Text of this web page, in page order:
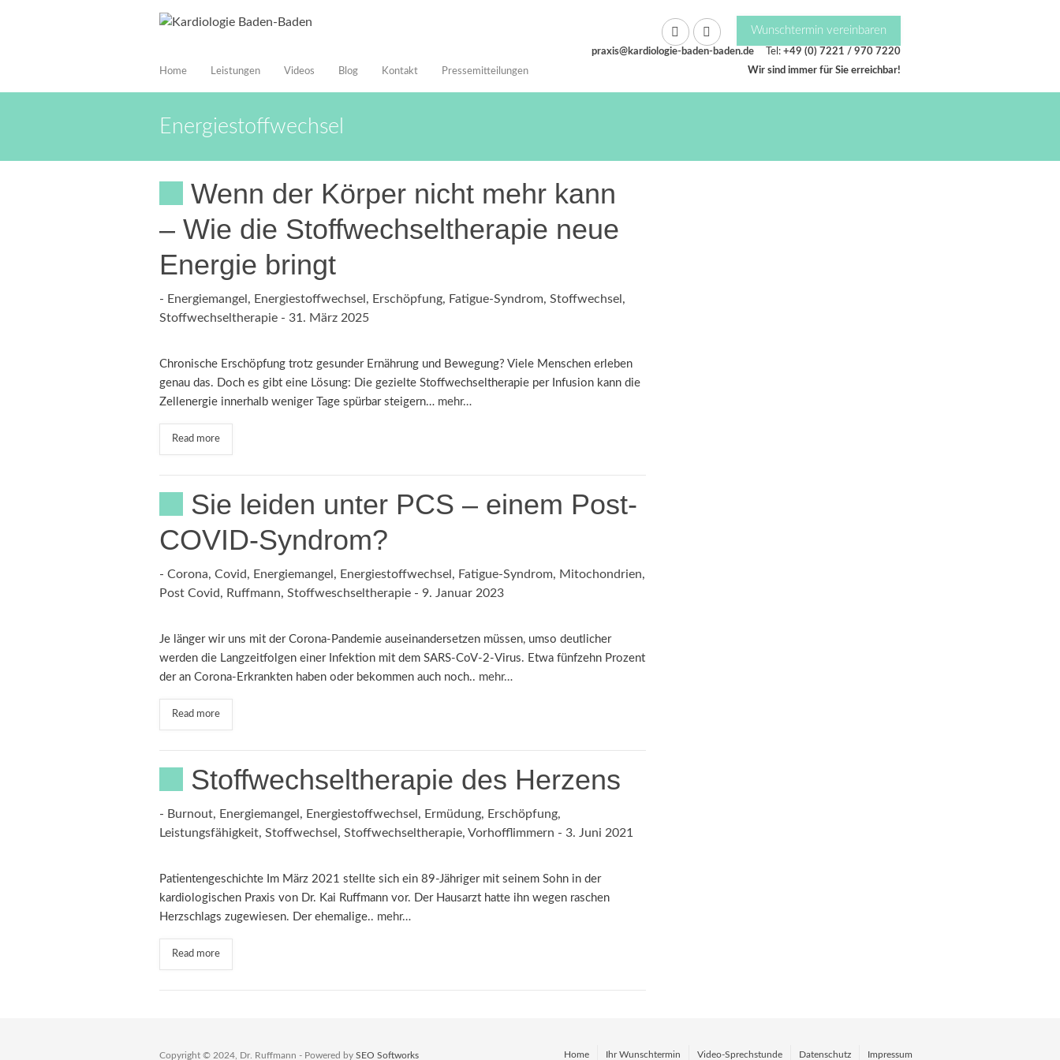
Wunschtermin vereinbaren
Home Leistungen Videos Blog Kontakt Pressemitteilungen
praxis@kardiologie-baden-baden.de Tel: +49 (0) 7221 / 970 7220
Wir sind immer für Sie erreichbar!
Energiestoffwechsel
Wenn der Körper nicht mehr kann
– Wie die Stoffwechseltherapie neue
Energie bringt
- Energiemangel , Energiestoffwechsel , Erschöpfung, Fatigue-Syndrom, Stoffwechsel ,
Stoffwechseltherapie - 31. März 2025
Chronische Erschöpfung trotz gesunder Ernährung und Bewegung? Viele Menschen erleben
genau das. Doch es gibt eine Lösung: Die gezielte Stoffwechseltherapie per Infusion kann die
Zellenergie innerhalb weniger Tage spürbar steigern… mehr…
Read more
Sie leiden unter PCS – einem Post-
COVID-Syndrom?
- Corona, Covid, Energiemangel , Energiestoffwechsel , Fatigue-Syndrom, Mitochondrien,
Post Covid, Ruffmann, Stoffweschseltherapie - 9. Januar 2023
Je länger wir uns mit der Corona-Pandemie auseinander­setzen müssen, umso deutlicher
werden die Langzeitfolgen einer Infektion mit dem SARS-CoV-2-Virus. Etwa fünfzehn Prozent
der an Corona-Erkrankten haben oder bekommen auch noch.. mehr…
Read more
Stoffwechseltherapie des Herzens
- Burnout, Energiemangel , Energiestoffwechsel , Ermüdung, Erschöpfung,
Leistungsfähigkeit, Stoffwechsel , Stoffwechseltherapie, Vorhofflimmern - 3. Juni 2021
Patientengeschichte Im März 2021 stellte sich ein 89-Jähriger mit seinem Sohn in der
kardiologischen Praxis von Dr. Kai Ruffmann vor. Der Hausarzt hatte ihn wegen raschen
Herzschlags zugewiesen. Der ehemalige.. mehr…
Read more
Copyright © 2024, Dr. Ruffmann - Powered by SEO Softworks Home Ihr Wunschtermin Video-Sprechstunde Datenschutz Impressum